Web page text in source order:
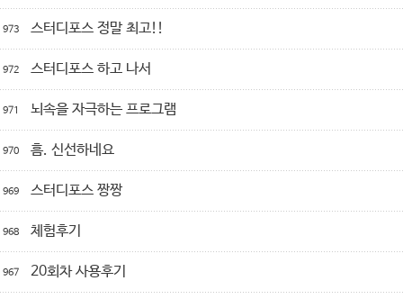
973 스터디포스 정말 최고!!
972 스터디포스 하고 나서
971 뇌속을 자극하는 프로그램
970 흠. 신선하네요
969 스터디포스 짱짱
968 체험후기
967 20회차 사용후기